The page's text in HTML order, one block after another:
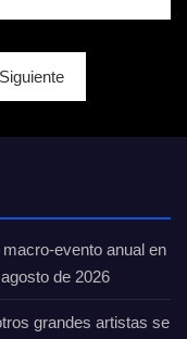
Siguiente
evento anual en
de 2026
grandes artistas se